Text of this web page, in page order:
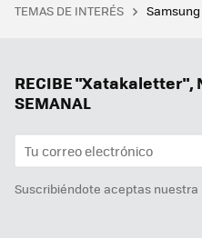
TEMAS DE INTERÉS Samsung
RECIBE "Xatakaletter",
SEMANAL
Suscribiéndote aceptas nuestra